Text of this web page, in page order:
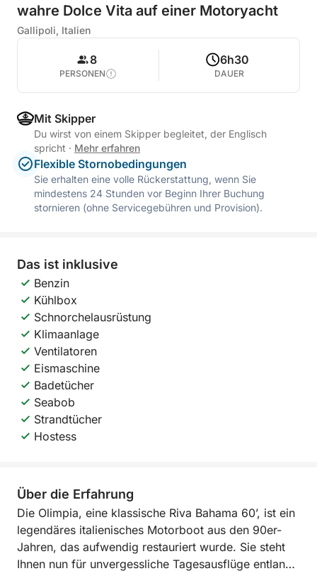
wahre Dolce Vita auf einer Motoryacht
Gallipoli, Italien
8
PERSONEN
6h30
DAUER
Mit Skipper
Du wirst von einem Skipper begleitet, der Englisch
spricht · Mehr erfahren
Flexible Stornobedingungen
Sie erhalten eine volle Rückerstattung, wenn Sie
mindestens 24 Stunden vor Beginn Ihrer Buchung
stornieren (ohne Servicegebühren und Provision).
Das ist inklusive
Benzin
Kühlbox
Schnorchelausrüstung
Klimaanlage
Ventilatoren
Eismaschine
Badetücher
Seabob
Strandtücher
Hostess
Über die Erfahrung
Die Olimpia, eine klassische Riva Bahama 60’, ist ein
legendäres italienisches Motorboot aus den 90er-
Jahren, das aufwendig restauriert wurde. Sie steht
Ihnen nun für unvergessliche Tagesausflüge entlang